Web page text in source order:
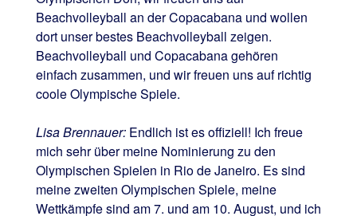
Beachvolleyball an der Copacabana und wollen
dort unser bestes Beachvolleyball zeigen.
Beachvolleyball und Copacabana gehören
einfach zusammen, und wir freuen uns auf richtig
coole Olympische Spiele.
Lisa Brennauer:Endlich ist es offiziell! Ich freue
mich sehr über meine Nominierung zu den
Olympischen Spielen in Rio de Janeiro. Es sind
meine zweiten Olympischen Spiele, meine
Wettkämpfe sind am 7. und am 10. August, und ich